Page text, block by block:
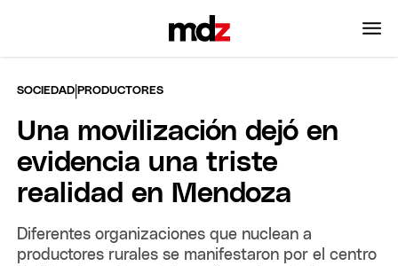
SOCIEDAD |PRODUCTORES
Una movilización dejó en
evidencia una triste
realidad en Mendoza
Diferentes organizaciones que nuclean a
productores rurales se manifestaron por el centro